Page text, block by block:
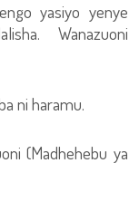
yasiyo yenye
Wanazuoni
ni haramu.
(Madhehebu ya